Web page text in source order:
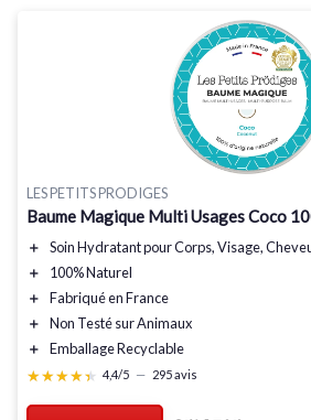
LES PETITS PRODIGES
Baume Magique Multi Usages Coco
＋ Soin Hydratantpour Corps, Visage,
＋
100% Naturel
＋
Fabriqué en France
＋
Non Testé sur Animaux
＋
Emballage Recyclable
★★★★★
★★★★★ 4,4/5 — 295 avis